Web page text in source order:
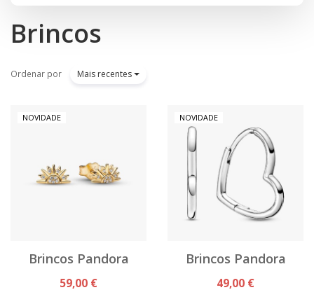
Brincos
Ordenar por Mais recentes
NOVIDADE
Brincos Pandora
59,00 €
NOVIDADE
Brincos Pandora
49,00 €